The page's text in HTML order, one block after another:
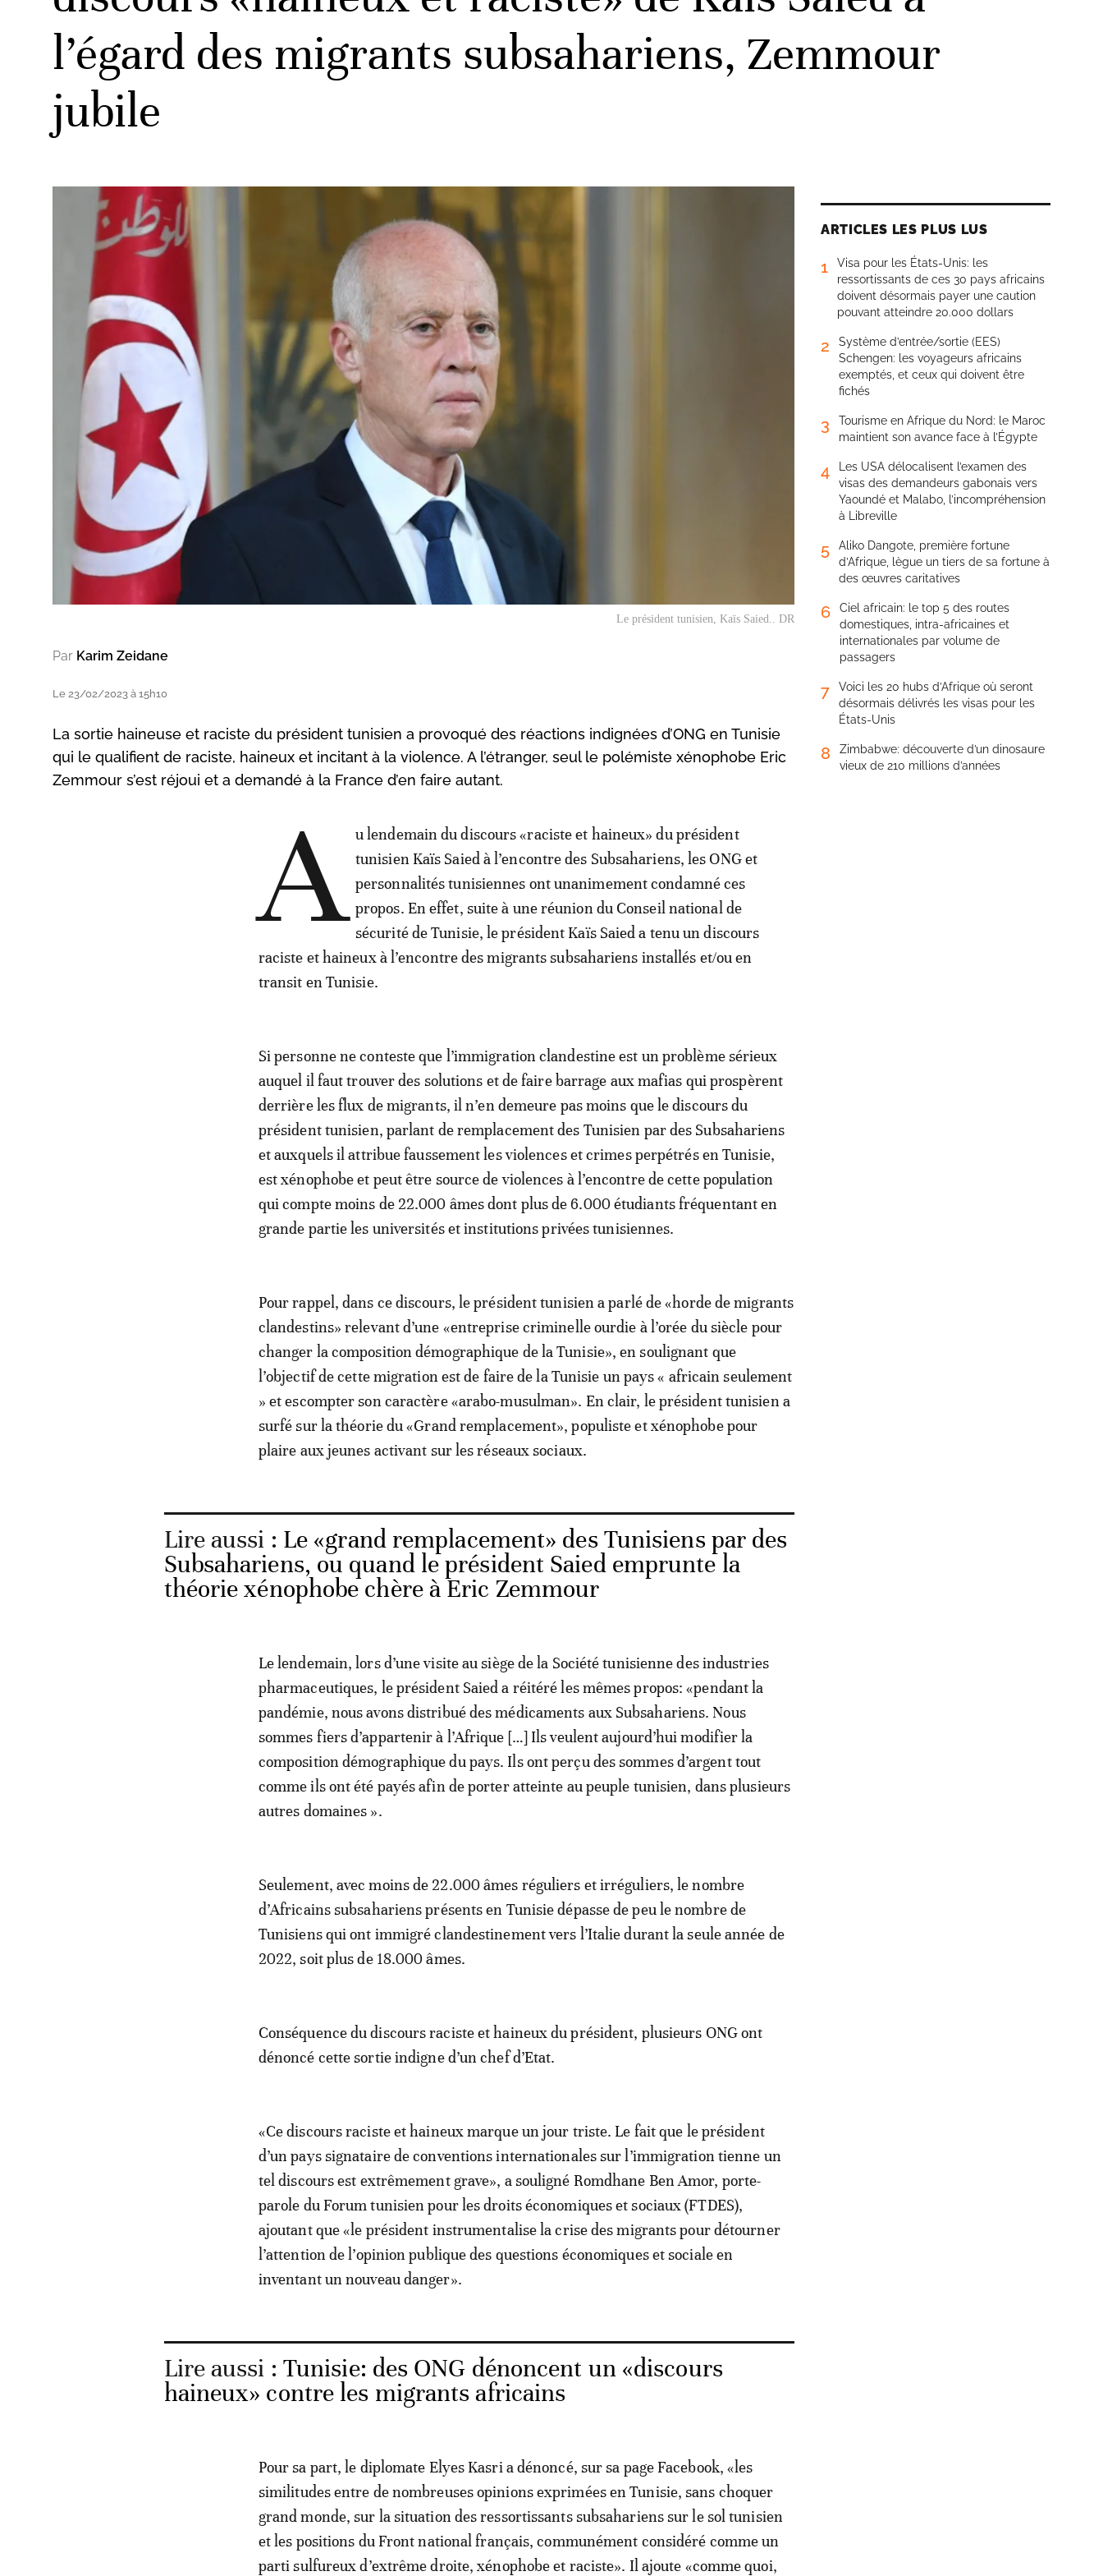
l’égard des migrants subsahariens, Zemmour
jubile
Le président tunisien, Kaïs Saied.. DR
Par Karim Zeidane
Le 23/02/2023 à 15h10
La sortie haineuse et raciste du président tunisien a provoqué des réactions indignées d’ONG en Tunisie
qui le qualifient de raciste, haineux et incitant à la violence. A l’étranger, seul le polémiste xénophobe Eric
Zemmour s’est réjoui et a demandé à la France d’en faire autant.
A u lendemain du discours «raciste et haineux» du président
tunisien Kaïs Saied à l’encontre des Subsahariens, les ONG et
personnalités tunisiennes ont unanimement condamné ces
propos. En effet, suite à une réunion du Conseil national de
sécurité de Tunisie, le président Kaïs Saied a tenu un discours
raciste et haineux à l’encontre des migrants subsahariens installés et/ou en
transit en Tunisie.
Si personne ne conteste que l’immigration clandestine est un problème sérieux
auquel il faut trouver des solutions et de faire barrage aux mafias qui prospèrent
derrière les flux de migrants, il n’en demeure pas moins que le discours du
président tunisien, parlant de remplacement des Tunisien par des Subsahariens
et auxquels il attribue faussement les violences et crimes perpétrés en Tunisie,
est xénophobe et peut être source de violences à l’encontre de cette population
qui compte moins de 22.000 âmes dont plus de 6.000 étudiants fréquentant en
grande partie les universités et institutions privées tunisiennes.
Pour rappel, dans ce discours, le président tunisien a parlé de «horde de migrants
clandestins» relevant d’une «entreprise criminelle ourdie à l’orée du siècle pour
changer la composition démographique de la Tunisie», en soulignant que
l’objectif de cette migration est de faire de la Tunisie un pays « africain seulement
» et escompter son caractère «arabo-musulman». En clair, le président tunisien a
surfé sur la théorie du «Grand remplacement», populiste et xénophobe pour
plaire aux jeunes activant sur les réseaux sociaux.
Lire aussi : Le «grand remplacement» des Tunisiens par des
Subsahariens, ou quand le président Saied emprunte la
théorie xénophobe chère à Eric Zemmour
Le lendemain, lors d’une visite au siège de la Société tunisienne des industries
pharmaceutiques, le président Saied a réitéré les mêmes propos: «pendant la
pandémie, nous avons distribué des médicaments aux Subsahariens. Nous
sommes fiers d’appartenir à l’Afrique […] Ils veulent aujourd’hui modifier la
composition démographique du pays. Ils ont perçu des sommes d’argent tout
comme ils ont été payés afin de porter atteinte au peuple tunisien, dans plusieurs
autres domaines ».
Seulement, avec moins de 22.000 âmes réguliers et irréguliers, le nombre
d’Africains subsahariens présents en Tunisie dépasse de peu le nombre de
Tunisiens qui ont immigré clandestinement vers l’Italie durant la seule année de
2022, soit plus de 18.000 âmes.
Conséquence du discours raciste et haineux du président, plusieurs ONG ont
dénoncé cette sortie indigne d’un chef d’Etat.
«Ce discours raciste et haineux marque un jour triste. Le fait que le président
d’un pays signataire de conventions internationales sur l’immigration tienne un
tel discours est extrêmement grave», a souligné Romdhane Ben Amor, porte-
parole du Forum tunisien pour les droits économiques et sociaux (FTDES),
ajoutant que «le président instrumentalise la crise des migrants pour détourner
l’attention de l’opinion publique des questions économiques et sociale en
inventant un nouveau danger».
Lire aussi : Tunisie: des ONG dénoncent un «discours
haineux» contre les migrants africains
Pour sa part, le diplomate Elyes Kasri a dénoncé, sur sa page Facebook, «les
similitudes entre de nombreuses opinions exprimées en Tunisie, sans choquer
grand monde, sur la situation des ressortissants subsahariens sur le sol tunisien
et les positions du Front national français, communément considéré comme un
parti sulfureux d’extrême droite, xénophobe et raciste». Il ajoute «comme quoi,
ARTICLES LES PLUS LUS
1
Visa pour les États-Unis: les
ressortissants de ces 30 pays africains
doivent désormais payer une caution
pouvant atteindre 20.000 dollars
2
Système d’entrée/sortie (EES)
Schengen: les voyageurs africains
exemptés, et ceux qui doivent être
fichés
3
Tourisme en Afrique du Nord: le Maroc
maintient son avance face à l’Égypte
4
Les USA délocalisent l’examen des
visas des demandeurs gabonais vers
Yaoundé et Malabo, l’incompréhension
à Libreville
5
Aliko Dangote, première fortune
d’Afrique, lègue un tiers de sa fortune à
des œuvres caritatives
6
Ciel africain: le top 5 des routes
domestiques, intra-africaines et
internationales par volume de
passagers
7
Voici les 20 hubs d’Afrique où seront
désormais délivrés les visas pour les
États-Unis
8
Zimbabwe: découverte d’un dinosaure
vieux de 210 millions d’années